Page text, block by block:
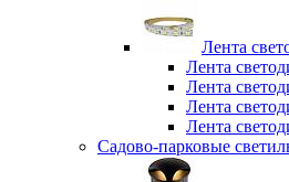
Лента
Лента
Лента
Лента
Лента
Садово-парковые